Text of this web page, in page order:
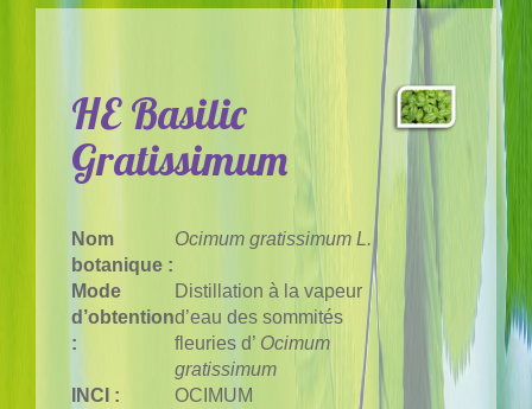
HE Basilic
Gratissimum
Nom
botanique :
Ocimum gratissimum L.
Mode
d’obtention
:
Distillation à la vapeur
d’eau des sommités
fleuries d’ Ocimum
gratissimum
INCI :
OCIMUM